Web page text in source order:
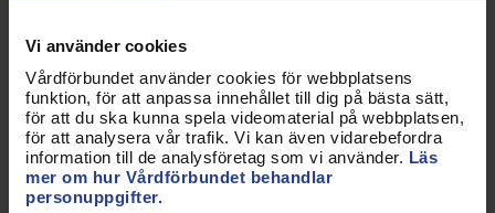
Vi använder cookies
Vårdförbundet använder cookies för webbplatsens
funktion, för att anpassa innehållet till dig på bästa sätt,
för att du ska kunna spela videomaterial på webbplatsen,
för att analysera vår trafik. Vi kan även vidarebefordra
information till de analysföretag som vi använder. Läs
mer om hur Vårdförbundet behandlar
personuppgifter.
process lokalt.
Lönesamtalsmodellen ska användas – alltså
samtal ska föras mellan lönesättande chef och
medarbetare och medarbetare ska få besked
om lön ihop med en motivation.
Kompetensportalen används för
dokumentation.